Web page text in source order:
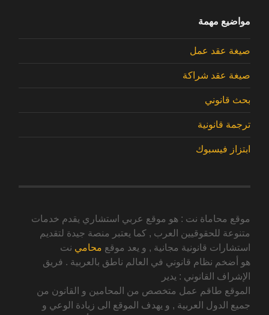
مواضيع مهمة
صيغة عقد عمل
صيغة عقد شراكة
بحث قانوني
ترجمة قانونية
ابتزاز فيسبوك
موقع محاماة نت : هو موقع عربي استشاري يقدم خدمات
متنوعة للحقوقيين العرب , كما يعتبر منصة جيدة لتقديم
استشارات قانونية مجانية , و يعد موقع محامي نت
هو أضخم نظام قانوني في العالم ناطق بالعربية . فريق
الإشراف القانوني : يدير
الموقع طاقم عمل متخصص من المحامين و القانون من
جميع الدول العربية , و يهدف الموقع الى زيادة الوعي و